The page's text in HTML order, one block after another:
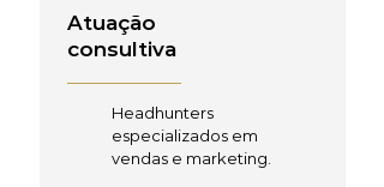
Atuação
consultiva
Headhunters
especializados em
vendas e marketing.